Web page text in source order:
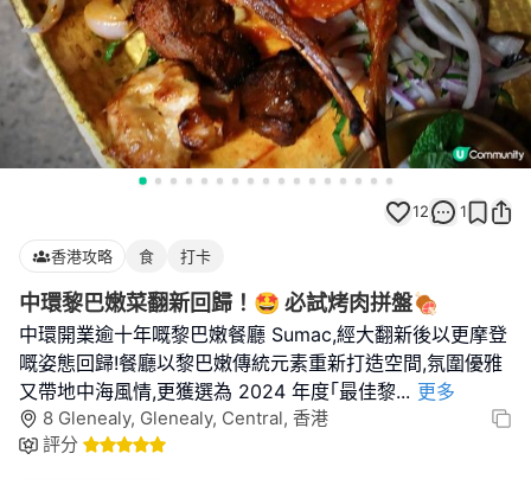
12 1
香港攻略 食 打卡
中環黎巴嫩菜翻新回歸！🤩 必試烤肉拼盤🍖
中環開業逾十年嘅黎巴嫩餐廳 Sumac,經大翻新後以更摩登
嘅姿態回歸!餐廳以黎巴嫩傳統元素重新打造空間,氛圍優雅
又帶地中海風情,更獲選為 2024 年度｢最佳黎... 更多
8 Glenealy, Glenealy, Central, 香港
評分